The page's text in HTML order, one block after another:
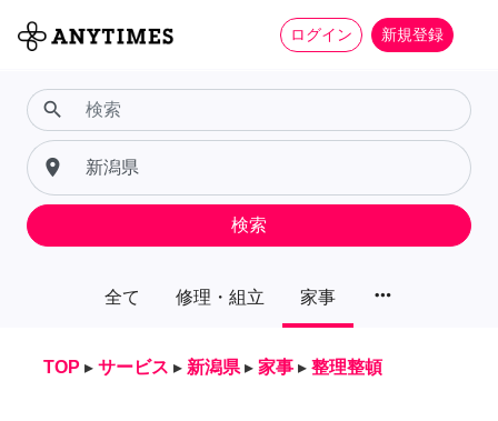
ログイン 新規登録
全て 修理・組立 家事 more_horiz
search
place
検索
TOP ▸ サービス ▸ 新潟県 ▸ 家事 ▸ 整理整頓